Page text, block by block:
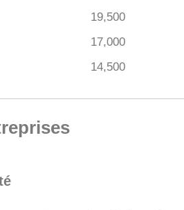
19,500
17,000
14,500